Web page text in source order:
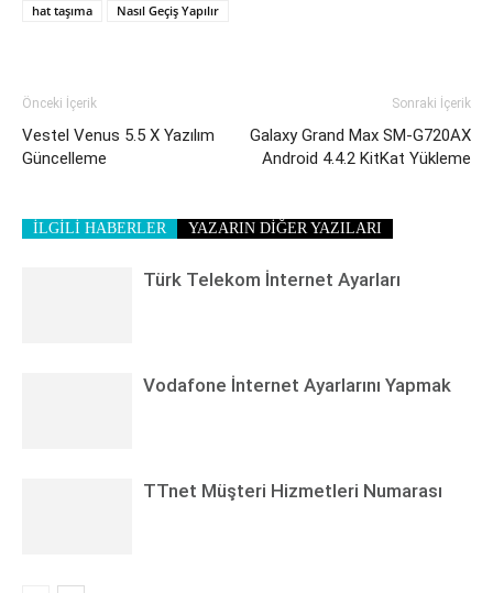
hat taşıma
Nasıl Geçiş Yapılır
Önceki İçerik
Vestel Venus 5.5 X Yazılım
Güncelleme
Sonraki İçerik
Galaxy Grand Max SM-G720AX
Android 4.4.2 KitKat Yükleme
İLGİLİ HABERLER YAZARIN DİĞER YAZILARI
Türk Telekom İnternet Ayarları
Vodafone İnternet Ayarlarını Yapmak
TTnet Müşteri Hizmetleri Numarası